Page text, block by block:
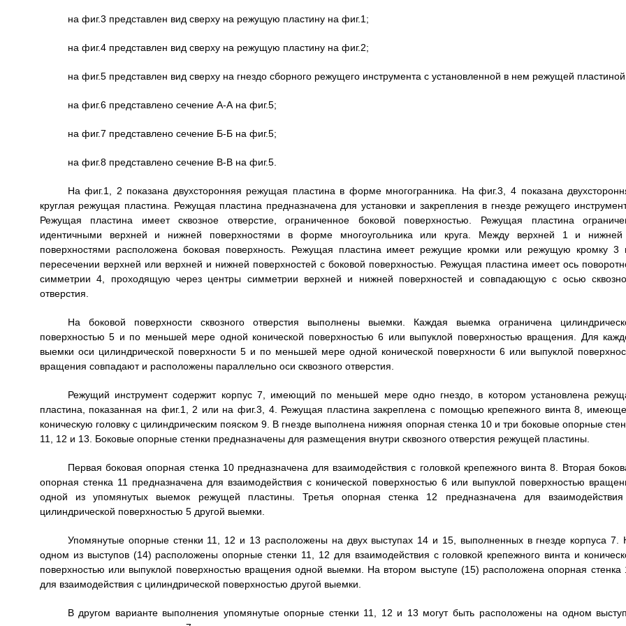
на фиг.3 представлен вид сверху на режущую пластину на фиг.1;
на фиг.4 представлен вид сверху на режущую пластину на фиг.2;
на фиг.5 представлен вид сверху на гнездо сборного режущего инструмента с установленной в нем режущей
на фиг.6 представлено сечение А-А на фиг.5;
на фиг.7 представлено сечение Б-Б на фиг.5;
на фиг.8 представлено сечение В-В на фиг.5.
На фиг.1, 2 показана двухсторонняя режущая пластина в форме многогранника. На фиг.3, 4 показана
круглая режущая пластина. Режущая пластина предназначена для установки и закрепления в гнезде режущего
Режущая пластина имеет сквозное отверстие, ограниченное боковой поверхностью. Режущая пластина
идентичными верхней и нижней поверхностями в форме многоугольника или круга. Между верхней 1 и
поверхностями расположена боковая поверхность. Режущая пластина имеет режущие кромки или режущую кромку 3
пересечении верхней или верхней и нижней поверхностей с боковой поверхностью. Режущая пластина имеет ось
симметрии 4, проходящую через центры симметрии верхней и нижней поверхностей и совпадающую с осью
отверстия.
На боковой поверхности сквозного отверстия выполнены выемки. Каждая выемка ограничена
поверхностью 5 и по меньшей мере одной конической поверхностью 6 или выпуклой поверхностью вращения. Для
выемки оси цилиндрической поверхности 5 и по меньшей мере одной конической поверхности 6 или выпуклой
вращения совпадают и расположены параллельно оси сквозного отверстия.
Режущий инструмент содержит корпус 7, имеющий по меньшей мере одно гнездо, в котором установлена
пластина, показанная на фиг.1, 2 или на фиг.3, 4. Режущая пластина закреплена с помощью крепежного винта 8,
коническую головку с цилиндрическим пояском 9. В гнезде выполнена нижняя опорная стенка 10 и три боковые опорные
11, 12 и 13. Боковые опорные стенки предназначены для размещения внутри сквозного отверстия режущей пластины.
Первая боковая опорная стенка 10 предназначена для взаимодействия с головкой крепежного винта 8. Вторая
опорная стенка 11 предназначена для взаимодействия с конической поверхностью 6 или выпуклой поверхностью
одной из упомянутых выемок режущей пластины. Третья опорная стенка 12 предназначена для
цилиндрической поверхностью 5 другой выемки.
Упомянутые опорные стенки 11, 12 и 13 расположены на двух выступах 14 и 15, выполненных в гнезде корпуса 7.
одном из выступов (14) расположены опорные стенки 11, 12 для взаимодействия с головкой крепежного винта и
поверхностью или выпуклой поверхностью вращения одной выемки. На втором выступе (15) расположена опорная стенка
для взаимодействия с цилиндрической поверхностью другой выемки.
В другом варианте выполнения упомянутые опорные стенки 11, 12 и 13 могут быть расположены на одном